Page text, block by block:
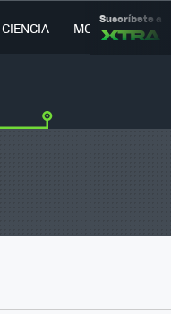
CIENCIA MOVILIDAD
Suscríbete a